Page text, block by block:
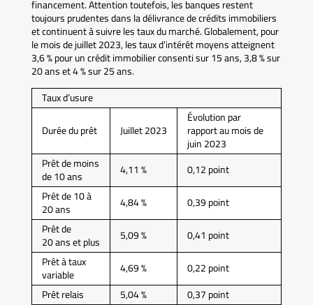
financement. Attention toutefois, les banques restent
toujours prudentes dans la délivrance de crédits immobiliers
et continuent à suivre les taux du marché. Globalement, pour
le mois de juillet 2023, les taux d’intérêt moyens atteignent
3,6 % pour un crédit immobilier consenti sur 15 ans, 3,8 % sur
20 ans et 4 % sur 25 ans.
Taux d’usure
Durée du prêt
Juillet 2023
Évolution par
rapport au mois de
juin 2023
Prêt de moins
de 10 ans 4,11 %
0,12 point
Prêt de 10 à
20 ans 4,84 %
0,39 point
Prêt de
20 ans et plus 5,09 %
0,41 point
Prêt à taux
variable 4,69 %
0,22 point
Prêt relais
5,04 % 0,37 point